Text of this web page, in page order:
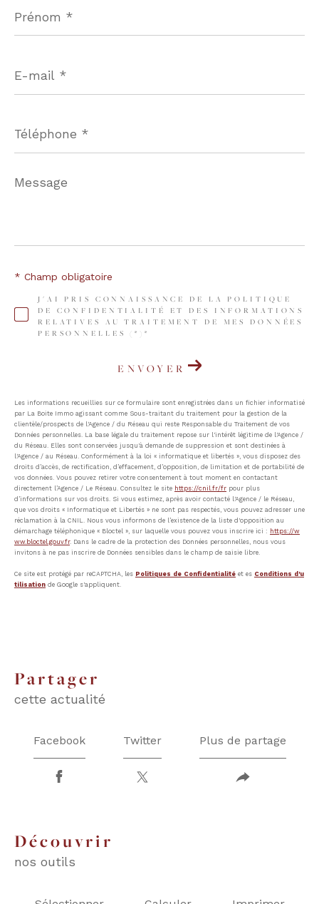
*
mail
*
*
Message
*
J'AI PRIS CONNAISSANCE DE LA POLITIQUE
DE CONFIDENTIALITÉ ET DES INFORMATIONS
RELATIVES AU TRAITEMENT DE MES DONNÉES
PERSONNELLES (*)*
* Champ obligatoire
ENVOYER
Les informations recueillies sur ce formulaire sont enregistrées dans un fichier informatisé
par La Boite Immo agissant comme Sous-traitant du traitement pour la gestion de la
clientèle/prospects de l'Agence / du Réseau qui reste Responsable du Traitement de vos
Données personnelles. La base légale du traitement repose sur l'intérêt légitime de l'Agence /
du Réseau. Elles sont conservées jusqu'à demande de suppression et sont destinées à
l'Agence / au Réseau. Conformément à la loi « informatique et libertés », vous disposez des
droits d’accès, de rectification, d’effacement, d’opposition, de limitation et de portabilité de
vos données. Vous pouvez retirer votre consentement à tout moment en contactant
directement l’Agence / Le Réseau. Consultez le site https://cnil.fr/fr pour plus
d’informations sur vos droits. Si vous estimez, après avoir contacté l'Agence / le Réseau,
que vos droits « Informatique et Libertés » ne sont pas respectés, vous pouvez adresser une
réclamation à la CNIL. Nous vous informons de l’existence de la liste d'opposition au
démarchage téléphonique « Bloctel », sur laquelle vous pouvez vous inscrire ici : https://w
ww.bloctel.gouv.fr. Dans le cadre de la protection des Données personnelles, nous vous
invitons à ne pas inscrire de Données sensibles dans le champ de saisie libre.
Ce site est protégé par reCAPTCHA, les Politiques de Confidentialité et es Conditions d'u
tilisation de Google s'appliquent.
partager
cette actualité
Facebook Twitter Plus de partage
découvrir
nos outils